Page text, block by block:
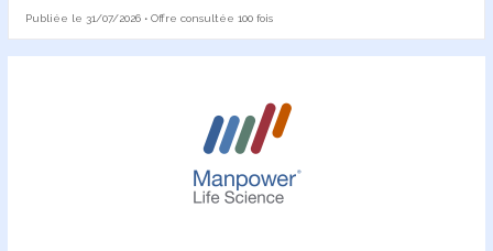
Publiée le 31/07/2026 • Offre consultée 100 fois